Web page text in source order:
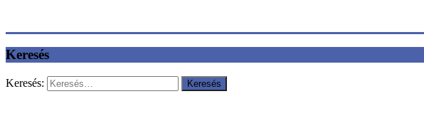
Keresés
Keresés: